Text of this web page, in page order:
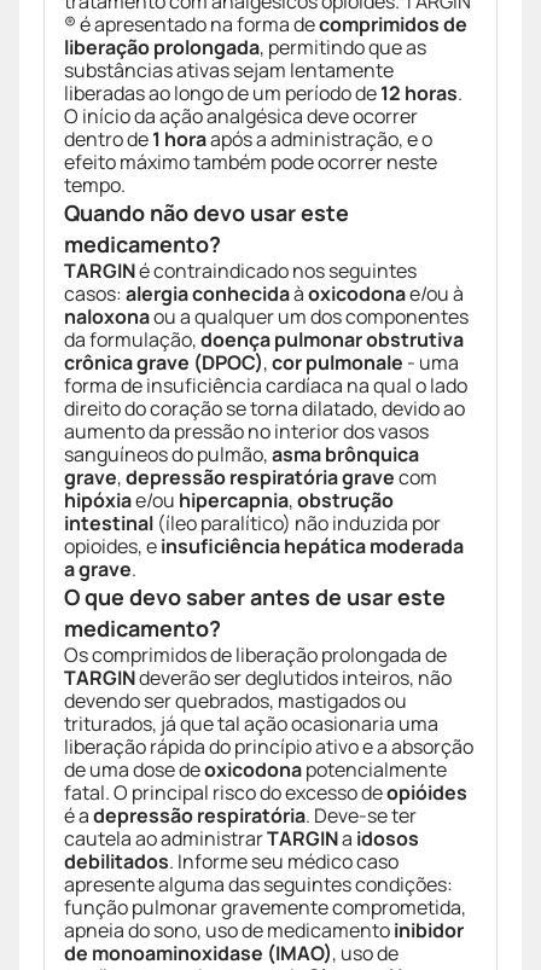
® é apresentado na forma decomprimidos de
liberação prolongada, permitindo que as
substâncias ativas sejam lentamente
liberadas ao longo de um período de12 horas.
O início da ação analgésica deve ocorrer
dentro de1 horaapós a administração, e o
efeito máximo também pode ocorrer neste
tempo.
Quando não devo usar este
medicamento?
TARGINé contraindicado nos seguintes
casos:alergia conhecidaàoxicodonae/ou à
naloxonaou a qualquer um dos componentes
da formulação,doença pulmonar obstrutiva
crônica grave (DPOC),cor pulmonale - uma
forma de insuficiência cardíaca na qual o lado
direito do coração se torna dilatado, devido ao
aumento da pressão no interior dos vasos
sanguíneos do pulmão,asma brônquica
grave,depressão respiratória gravecom
hipóxiae/ou hipercapnia,obstrução
intestinal (íleo paralítico) não induzida por
opioides, einsuficiência hepática moderada
a grave.
O que devo saber antes de usar este
medicamento?
Os comprimidos de liberação prolongada de
TARGINdeverão ser deglutidos inteiros, não
devendo ser quebrados, mastigados ou
triturados, já que tal ação ocasionaria uma
liberação rápida do princípio ativo e a absorção
de uma dose deoxicodonapotencialmente
fatal. O principal risco do excesso deopióides
é adepressão respiratória. Deve-se ter
cautela ao administrarTARGINa idosos
debilitados. Informe seu médico caso
apresente alguma das seguintes condições:
função pulmonar gravemente comprometida,
apneia do sono, uso de medicamentoinibidor
de monoaminoxidase (IMAO), uso de